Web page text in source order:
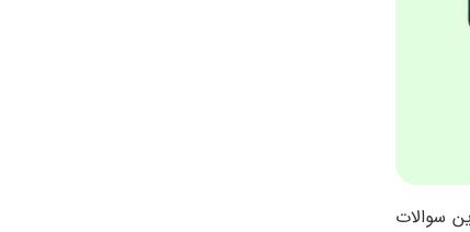
سوالات